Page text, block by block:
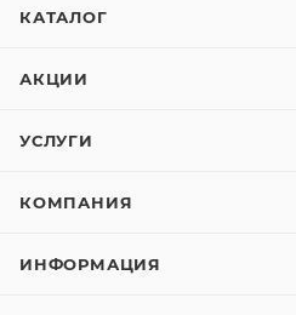
КАТАЛОГ
АКЦИИ
УСЛУГИ
КОМПАНИЯ
ИНФОРМАЦИЯ